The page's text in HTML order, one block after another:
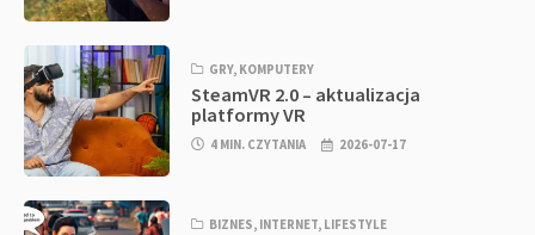
GRY, KOMPUTERY
SteamVR 2.0 – aktualizacja
platformy VR
4 MIN. CZYTANIA 2026-07-17
BIZNES, INTERNET, LIFESTYLE